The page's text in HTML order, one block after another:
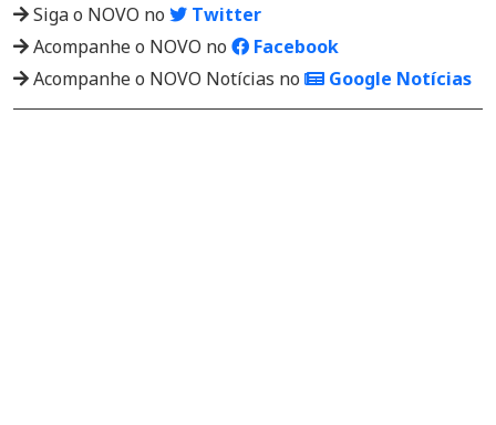
Siga o NOVO no
Twitter
Acompanhe o NOVO no
Facebook
Acompanhe o NOVO Notícias no
Google Notícias